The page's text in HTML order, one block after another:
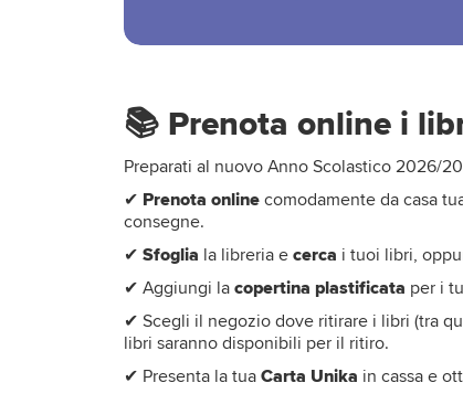
📚 Prenota online i
Preparati al nuovo Anno Scolastico 2026/
✔ Prenota online comodamente da casa
consegne.
✔ Sfoglia la libreria e cerca i tuoi libri,
✔ Aggiungi la copertina plastificata per i
✔ Scegli il negozio dove ritirare i libri (tra
libri saranno disponibili per il ritiro.
✔ Presenta la tua Carta Unika in cassa e